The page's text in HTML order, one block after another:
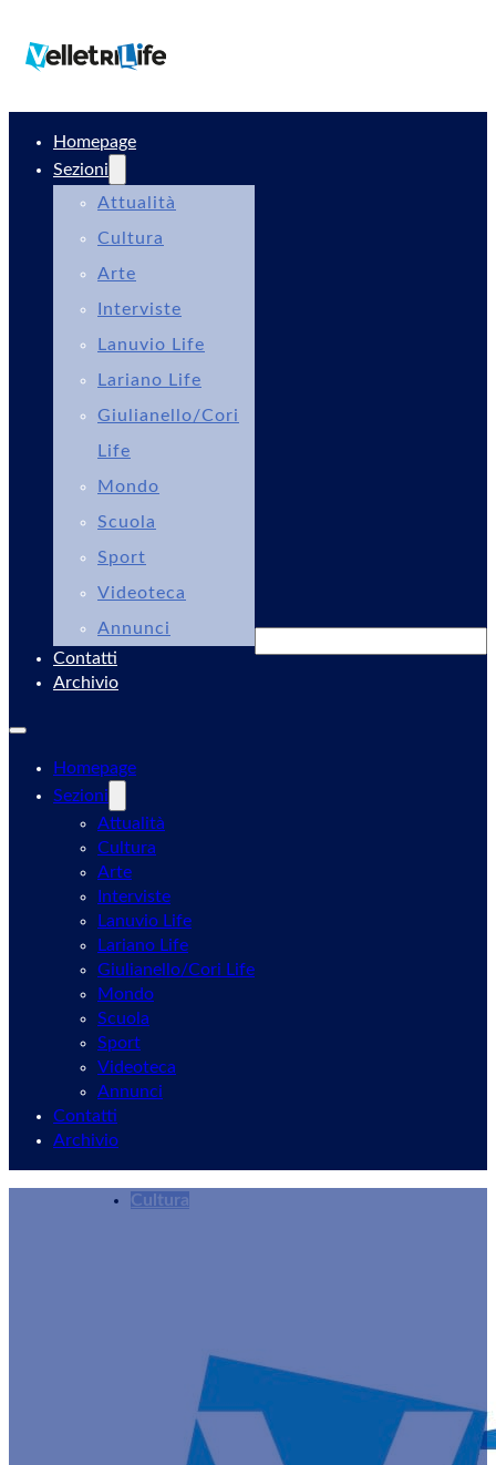
Homepage
Sezioni
Attualità
Cultura
Arte
Interviste
Lanuvio Life
Lariano Life
Giulianello/Cori
Life
Mondo
Scuola
Sport
Videoteca
Annunci
Contatti
Archivio
Homepage
Sezioni
Attualità
Cultura
Arte
Interviste
Lanuvio Life
Lariano Life
Giulianello/Cori Life
Mondo
Scuola
Sport
Videoteca
Annunci
Contatti
Archivio
Cultura